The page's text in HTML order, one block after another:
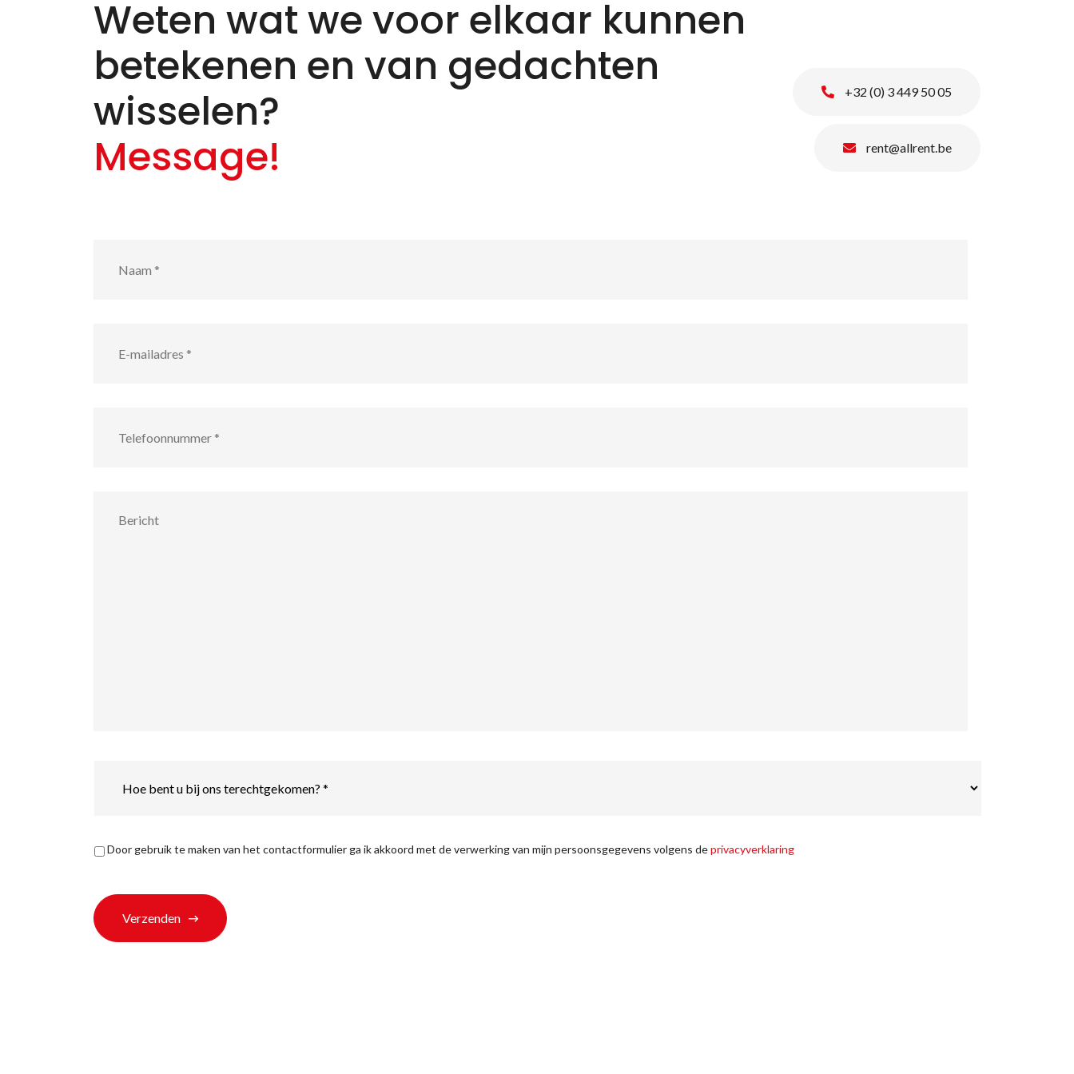
Weten wat we voor elkaar kunnen
betekenen en van gedachten
wisselen?
Message!
+32 (0) 3 449 50 05
rent@allrent.be
*
Privacyverklaring *
Door gebruik te maken van het contactformulier ga ik akkoord met de verwerking van mijn persoonsgegevens volgens deprivacyverklaring
Verzenden